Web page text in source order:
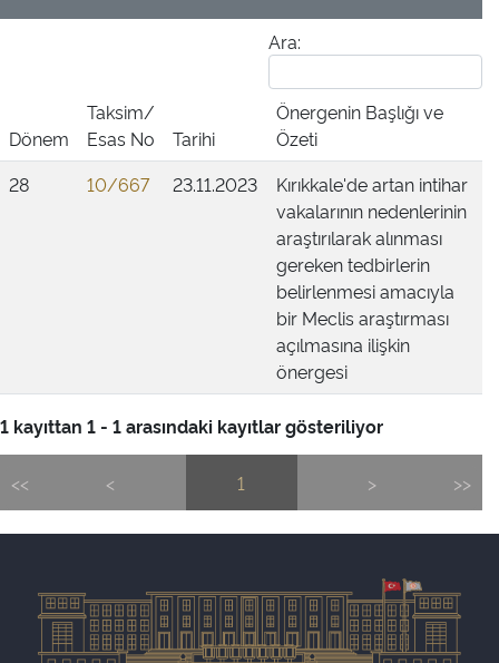
Ara:
Dönem
Taksim/
Esas No
Tarihi
Önergenin Başlığı ve
Özeti
28
10/667 23.11.2023
Kırıkkale'de artan intihar
vakalarının nedenlerinin
araştırılarak alınması
gereken tedbirlerin
belirlenmesi amacıyla
bir Meclis araştırması
açılmasına ilişkin
önergesi
1 kayıttan 1 - 1 arasındaki kayıtlar gösteriliyor
<< < 1 > >>